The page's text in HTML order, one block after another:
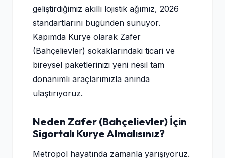
geliştirdiğimiz akıllı lojistik ağımız, 2026
standartlarını bugünden sunuyor.
Kapımda Kurye olarak Zafer
(Bahçelievler) sokaklarındaki ticari ve
bireysel paketlerinizi yeni nesil tam
donanımlı araçlarımızla anında
ulaştırıyoruz.
Neden Zafer (Bahçelievler) İçin
Sigortalı Kurye Almalısınız?
Metropol hayatında zamanla yarışıyoruz.